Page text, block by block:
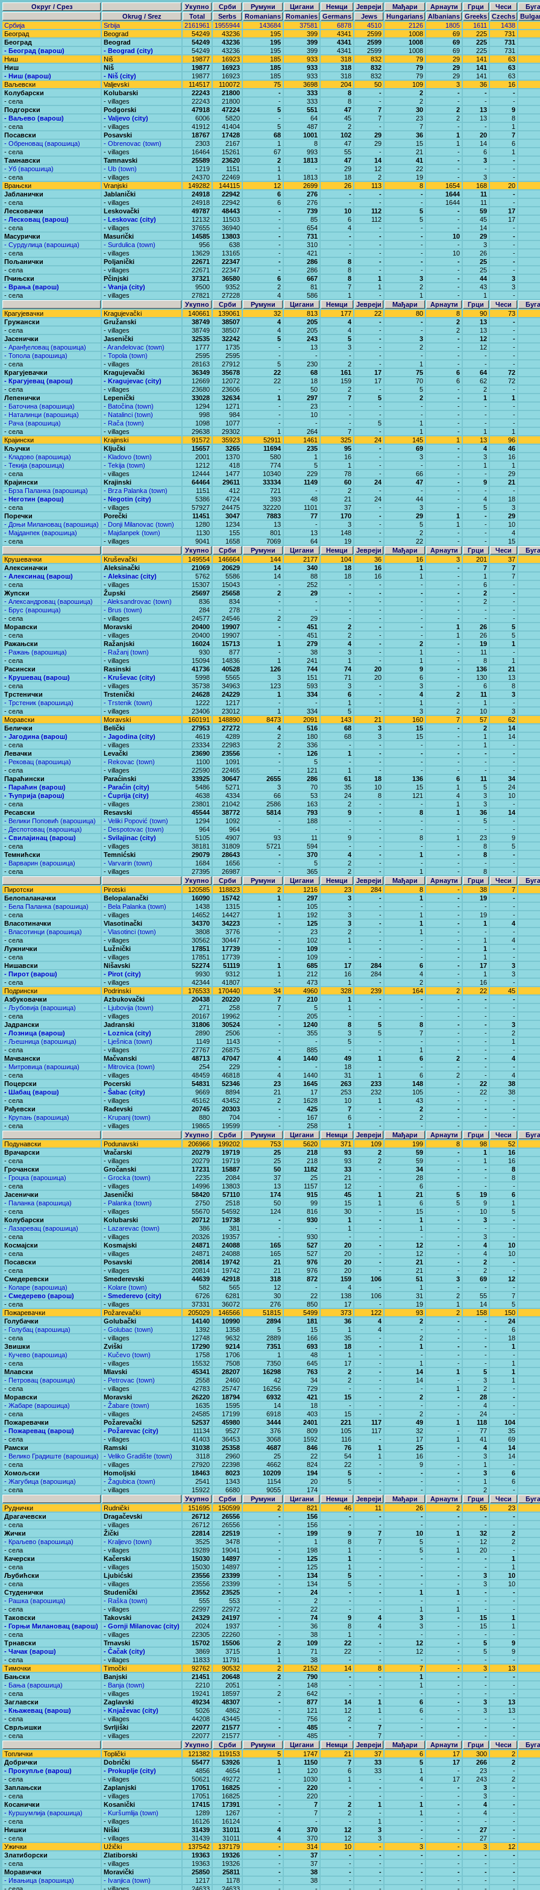
Округ / Срез Укупно Срби Румуни Цигани Немци Јевреји Мађари Арнаути Грци Чеси
Okrug / Srez
Total Serbs Romanians Romanies Germans Jews Hungarians Albanians Greeks Czechs
Србија
Srbija 2161961 1955944 143684 37581 6878 4510 2126 1805 1611 1438
Београд
Beograd 54249 43236 195 399 4341 2599 1008 69 225 731
Београд
Beograd 54249 43236 195 399 4341 2599 1008 69 225 731
- Београд (варош)
- Beograd (city) 54249 43236 195 399 4341 2599 1008 69 225 731
Ниш
Niš 19877 16923 185 933 318 832 79 29 141 63
Ниш
Niš 19877 16923 185 933 318 832 79 29 141 63
- Ниш (варош)
- Niš (city) 19877 16923 185 933 318 832 79 29 141 63
Ваљевски
Valjevski 114517 110072 75 3698 204 50 109 3 36 16
Колубарски
Kolubarski 22243 21800 - 333 8 - 2 - - -
- села
- villages 22243 21800 - 333 8 - 2 - - -
Подгорски
Podgorski 47918 47224 5 551 47 7 30 2 13 9
- Ваљево (варош)
- Valjevo (city) 6006 5820 - 64 45 7 23 2 13 8
- села
- villages 41912 41404 5 487 2 - 7 - - 1
Посавски
Posavski 18767 17428 68 1001 102 29 36 1 20 7
- Обреновац (варошица)
- Obrenovac (town) 2303 2167 1 8 47 29 15 1 14 6
- села
- villages 16464 15261 67 993 55 - 21 - 6 1
Тамнавски
Tamnavski 25589 23620 2 1813 47 14 41 - 3 -
- Уб (варошица)
- Ub (town) 1219 1151 1 - 29 12 22 - - -
- села
- villages 24370 22469 1 1813 18 2 19 - 3 -
Врањски
Vranjski 149282 144115 12 2699 26 113 8 1654 168 20
Јабланички
Jablanički 24918 22942 6 276 - - - 1644 11 -
- села
- villages 24918 22942 6 276 - - - 1644 11 -
Лесковачки
Leskovački 49787 48443 - 739 10 112 5 - 59 17
- Лесковац (варош)
- Leskovac (city) 12132 11503 - 85 6 112 5 - 45 17
- села
- villages 37655 36940 - 654 4 - - - 14 -
Масурички
Masurički 14585 13803 - 731 - - - 10 29 -
- Сурдулица (варошица)
- Surdulica (town) 956 638 - 310 - - - - 3 -
- села
- villages 13629 13165 - 421 - - - 10 26 -
Пољанички
Poljanički 22671 22347 - 286 8 - - - 25 -
- села
- villages 22671 22347 - 286 8 - - - 25 -
Пчињски
Pčinjski 37321 36580 6 667 8 1 3 - 44 3
- Врања (варош)
- Vranja (city) 9500 9352 2 81 7 1 2 - 43 3
- села
- villages 27821 27228 4 586 1 - 1 - 1 -
Укупно
Срби Румуни Цигани Немци Јевреји Мађари Арнаути Грци Чеси
Крагујевачки
Kragujevački 140661 139061 32 813 177 22 80 8 90 73
Гружански
Gružanski 38749 38507 4 205 4 - - 2 13 -
- села
- villages 38749 38507 4 205 4 - - 2 13 -
Јасенички
Jasenički 32535 32242 5 243 5 - 3 - 12 -
- Аранђеловац (варошица)
- Aranđelovac (town) 1777 1735 - 13 3 - 2 - 12 -
- Топола (варошица)
- Topola (town) 2595 2595 - - - - - - - -
- села
- villages 28163 27912 5 230 2 - 1 - - -
Крагујевачки
Kragujevački 36349 35678 22 68 161 17 75 6 64 72
- Крагујевац (варош)
- Kragujevac (city) 12669 12072 22 18 159 17 70 6 62 72
- села
- villages 23680 23606 - 50 2 - 5 - 2 -
Лепенички
Lepenički 33028 32634 1 297 7 5 2 - 1 1
- Баточина (варошица)
- Batočina (town) 1294 1271 - 23 - - - - - -
- Наталинци (варошица)
- Natalinci (town) 998 984 - 10 - - - - - -
- Рача (варошица)
- Rača (town) 1098 1077 - - - 5 1 - - -
- села
- villages 29638 29302 1 264 7 - 1 - 1 1
Крајински
Krajinski 91572 35923 52911 1461 325 24 145 1 13 96
Кључки
Ključki 15657 3265 11694 235 95 - 69 - 4 46
- Кладово (варошица)
- Kladovo (town) 2001 1370 580 1 16 - 3 - 3 16
- Текија (варошица)
- Tekija (town) 1212 418 774 5 1 - - - 1 1
- села
- villages 12444 1477 10340 229 78 - 66 - - 29
Крајински
Krajinski 64464 29611 33334 1149 60 24 47 - 9 21
- Брза Паланка (варошица)
- Brza Palanka (town) 1151 412 721 - 2 - - - - -
- Неготин (варош)
- Negotin (city) 5386 4724 393 48 21 24 44 - 4 18
- села
- villages 57927 24475 32220 1101 37 - 3 - 5 3
Поречки
Porečki 11451 3047 7883 77 170 - 29 1 - 29
- Доњи Милановац (варошица)
- Donji Milanovac (town) 1280 1234 13 - 3 - 5 1 - 10
- Мајданпек (варошица)
- Majdanpek (town) 1130 155 801 13 148 - 2 - - 4
- села
- villages 9041 1658 7069 64 19 - 22 - - 15
Укупно
Срби Румуни Цигани Немци Јевреји Мађари Арнаути Грци Чеси
Крушевачки
Kruševački 149554 146664 144 2177 104 36 16 3 201 37
Алексиначки
Aleksinački 21069 20629 14 340 18 16 1 - 7 7
- Алексинац (варош)
- Aleksinac (city) 5762 5586 14 88 18 16 1 - 1 7
- села
- villages 15307 15043 - 252 - - - - 6 -
Жупски
Župski 25697 25658 2 29 - - - - 2 -
- Александровац (варошица)
- Aleksandrovac (town) 836 834 - - - - - - 2 -
- Брус (варошица)
- Brus (town) 284 278 - - - - - - - -
- села
- villages 24577 24546 2 29 - - - - - -
Моравски
Moravski 20400 19907 - 451 2 - - 1 26 5
- села
- villages 20400 19907 - 451 2 - - 1 26 5
Ражањски
Ražanjski 16024 15713 1 279 4 - 2 - 19 1
- Ражањ (варошица)
- Ražanj (town) 930 877 - 38 3 - 1 - 11 -
- села
- villages 15094 14836 1 241 1 - 1 - 8 1
Расински
Rasinski 41736 40528 126 744 74 20 9 - 136 21
- Крушевац (варош)
- Kruševac (city) 5998 5565 3 151 71 20 6 - 130 13
- села
- villages 35738 34963 123 593 3 - 3 - 6 8
Трстенички
Trstenički 24628 24229 1 334 6 - 4 2 11 3
- Трстеник (варошица)
- Trstenik (town) 1222 1217 - - 1 - 1 - 1 -
- села
- villages 23406 23012 1 334 5 - 3 2 10 3
Моравски
Moravski 160191 148890 8473 2091 143 21 160 7 57 62
Белички
Belički 27953 27272 4 516 68 3 15 - 2 14
- Јагодина (варош)
- Jagodina (city) 4619 4289 2 180 68 3 15 - 1 14
- села
- villages 23334 22983 2 336 - - - - 1 -
Левачки
Levački 23690 23556 - 126 1 - - - - -
- Рековац (варошица)
- Rekovac (town) 1100 1091 - 5 - - - - - -
- села
- villages 22590 22465 - 121 1 - - - - -
Параћински
Paraćinski 33925 30647 2655 286 61 18 136 6 11 34
- Параћин (варош)
- Paraćin (city) 5486 5271 3 70 35 10 15 1 5 24
- Ћуприја (варош)
- Ćuprija (city) 4638 4334 66 53 24 8 121 4 3 10
- села
- villages 23801 21042 2586 163 2 - - 1 3 -
Ресавски
Resavski 45544 38772 5814 793 9 - 8 1 36 14
- Велики Поповић (варошица)
- Veliki Popović (town) 1294 1092 - 188 - - - - 5 -
- Деспотовац (варошица)
- Despotovac (town) 964 964 - - - - - - - -
- Свилајинац (варош)
- Svilajinac (city) 5105 4907 93 11 9 - 8 1 23 9
- села
- villages 38181 31809 5721 594 - - - - 8 5
Темнићски
Temnićski 29079 28643 - 370 4 - 1 - 8 -
- Варварин (варошица)
- Varvarin (town) 1684 1656 - 5 2 - - - - -
- села
- villages 27395 26987 - 365 2 - 1 - 8 -
Укупно
Срби Румуни Цигани Немци Јевреји Мађари Арнаути Грци Чеси
Пиротски
Pirotski 120585 118823 2 1216 23 284 8 - 38 7
Белопаланачки
Belopalanački 16090 15742 1 297 3 - 1 - 19 -
- Бела Паланка (варошица)
- Bela Palanka (town) 1438 1315 - 105 - - - - - -
- села
- villages 14652 14427 1 192 3 - 1 - 19 -
Власотиначки
Vlasotinački 34370 34223 - 125 3 - 1 - 1 4
- Власотинци (варошица)
- Vlasotinci (town) 3808 3776 - 23 2 - 1 - - -
- села
- villages 30562 30447 - 102 1 - - - 1 4
Лужнички
Lužnički 17851 17739 - 109 - - - - 1 -
- села
- villages 17851 17739 - 109 - - - - 1 -
Нишавски
Nišavski 52274 51119 1 685 17 284 6 - 17 3
- Пирот (варош)
- Pirot (city) 9930 9312 1 212 16 284 4 - 1 3
- села
- villages 42344 41807 - 473 1 - 2 - 16 -
Подрински
Podrinski 176533 170440 34 4960 328 239 164 2 22 45
Азбуковачки
Azbukovački 20438 20220 7 210 1 - - - - -
- Љубовија (варошица)
- Ljubovija (town) 271 258 7 5 1 - - - - -
- села
- villages 20167 19962 - 205 - - - - - -
Јадрански
Jadranski 31806 30524 - 1240 8 5 8 - - 3
- Лозница (варош)
- Loznica (city) 2890 2506 - 355 3 5 7 - - 2
- Љешница (варошица)
- Lješnica (town) 1149 1143 - - 5 - - - - 1
- села
- villages 27767 26875 - 885 - - 1 - - -
Мачвански
Mačvanski 48713 47047 4 1440 49 1 6 2 - 4
- Митровица (варошица)
- Mitrovica (town) 254 229 - - 18 - - - - -
- села
- villages 48459 46818 4 1440 31 1 6 2 - 4
Поцерски
Pocerski 54831 52346 23 1645 263 233 148 - 22 38
- Шабац (варош)
- Šabac (city) 9669 8894 21 17 253 232 105 - 22 38
- села
- villages 45162 43452 2 1628 10 1 43 - - -
Рађевски
Rađevski 20745 20303 - 425 7 - 2 - - -
- Крупањ (варошица)
- Krupanj (town) 880 704 - 167 6 - 2 - - -
- села
- villages 19865 19599 - 258 1 - - - - -
Укупно
Срби Румуни Цигани Немци Јевреји Мађари Арнаути Грци Чеси
Подунавски
Podunavski 206966 199202 753 5620 371 109 199 8 98 52
Врачарски
Vračarski 20279 19719 25 218 93 2 59 - 1 16
- села
- villages 20279 19719 25 218 93 2 59 - 1 16
Грочански
Gročanski 17231 15887 50 1182 33 - 34 - - 8
- Гроцка (варошица)
- Grocka (town) 2235 2084 37 25 21 - 28 - - 8
- села
- villages 14996 13803 13 1157 12 - 6 - - -
Јасенички
Jasenički 58420 57110 174 915 45 1 21 5 19 6
- Паланка (варошица)
- Palanka (town) 2750 2518 50 99 15 1 6 5 9 1
- села
- villages 55670 54592 124 816 30 - 15 - 10 5
Колубарски
Kolubarski 20712 19738 - 930 1 - 1 - 3 -
- Лазаревац (варошица)
- Lazarevac (town) 386 381 - - 1 - 1 - - -
- села
- villages 20326 19357 - 930 - - - - 3 -
Космајски
Kosmajski 24871 24088 165 527 20 - 12 - 4 10
- села
- villages 24871 24088 165 527 20 - 12 - 4 10
Посавски
Posavski 20814 19742 21 976 20 - 21 - 2 -
- села
- villages 20814 19742 21 976 20 - 21 - 2 -
Смедеревски
Smederevski 44639 42918 318 872 159 106 51 3 69 12
- Коларе (варошица)
- Kolare (town) 582 565 12 - 4 - 1 - - -
- Смедерево (варош)
- Smederevo (city) 6726 6281 30 22 138 106 31 2 55 7
- села
- villages 37331 36072 276 850 17 - 19 1 14 5
Пожаревачки
Požarevački 205029 146566 51815 5499 373 122 93 2 158 150
Голубачки
Golubački 14140 10990 2894 181 36 4 2 - - 24
- Голубац (варошица)
- Golubac (town) 1392 1358 5 15 1 4 - - - 6
- села
- villages 12748 9632 2889 166 35 - 2 - - 18
Звишки
Zviški 17290 9214 7351 693 18 - 1 - - 1
- Кучево (варошица)
- Kučevo (town) 1758 1706 1 48 1 - - - - -
- села
- villages 15532 7508 7350 645 17 - 1 - - 1
Млавски
Mlavski 45341 28207 16298 763 2 - 14 1 5 1
- Петровац (варошица)
- Petrovac (town) 2558 2460 42 34 2 - 14 - 3 1
- села
- villages 42783 25747 16256 729 - - - 1 2 -
Моравски
Moravski 26220 18794 6932 421 15 - 2 - 28 -
- Жабаре (варошица)
- Žabare (town) 1635 1595 14 18 - - - - 4 -
- села
- villages 24585 17199 6918 403 15 - 2 - 24 -
Пожаревачки
Požarevački 52537 45980 3444 2401 221 117 49 1 118 104
- Пожаревац (варош)
- Požarevac (city) 11134 9527 376 809 105 117 32 - 77 35
- села
- villages 41403 36453 3068 1592 116 - 17 1 41 69
Рамски
Ramski 31038 25358 4687 846 76 1 25 - 4 14
- Велико Градиште (варошица)
- Veliko Gradište (town) 3118 2960 25 22 54 1 16 - 3 14
- села
- villages 27920 22398 4662 824 22 - 9 - 1 -
Хомољски
Homoljski 18463 8023 10209 194 5 - - - 3 6
- Жагубица (варошица)
- Žagubica (town) 2541 1343 1154 20 5 - - - 1 6
- села
- villages 15922 6680 9055 174 - - - - 2 -
Укупно
Срби Румуни Цигани Немци Јевреји Мађари Арнаути Грци Чеси
Руднички
Rudnički 151695 150599 2 821 46 11 26 2 55 23
Драгачевски
Dragačevski 26712 26556 - 156 - - - - - -
- села
- villages 26712 26556 - 156 - - - - - -
Жички
Žički 22814 22519 - 199 9 7 10 1 32 2
- Краљево (варошица)
- Kraljevo (town) 3525 3478 - 1 8 7 5 - 12 2
- села
- villages 19289 19041 - 198 1 - 5 1 20 -
Качерски
Kačerski 15030 14897 - 125 1 - - - - 1
- села
- villages 15030 14897 - 125 1 - - - - 1
Љубићски
Ljubićski 23556 23399 - 134 5 - - - 3 10
- села
- villages 23556 23399 - 134 5 - - - 3 10
Студенички
Studenički 23552 23525 - 24 - - 1 1 - -
- Рашка (варошица)
- Raška (town) 555 553 - 2 - - - - - -
- села
- villages 22997 22972 - 22 - - 1 1 - -
Таковски
Takovski 24329 24197 - 74 9 4 3 - 15 1
- Горњи Милановац (варош)
- Gornji Milanovac (city) 2024 1937 - 36 8 4 3 - 15 1
- села
- villages 22305 22260 - 38 1 - - - - -
Трнавски
Trnavski 15702 15506 2 109 22 - 12 - 5 9
- Чачак (варош)
- Čačak (city) 3869 3715 1 71 22 - 12 - 5 9
- села
- villages 11833 11791 1 38 - - - - - -
Тимочки
Timočki 92762 90532 2 2152 14 8 7 - 3 13
Бањски
Banjski 21451 20648 2 790 - - 1 - - -
- Бања (варошица)
- Banja (town) 2210 2051 - 148 - - 1 - - -
- села
- villages 19241 18597 2 642 - - - - - -
Заглавски
Zaglavski 49234 48307 - 877 14 1 6 - 3 13
- Књажевац (варош)
- Knjaževac (city) 5026 4862 - 121 12 1 6 - 3 13
- села
- villages 44208 43445 - 756 2 - - - - -
Сврљишки
Svrljiški 22077 21577 - 485 - 7 - - - -
- села
- villages 22077 21577 - 485 - 7 - - - -
Укупно
Срби Румуни Цигани Немци Јевреји Мађари Арнаути Грци Чеси
Топлички
Toplički 121382 119153 5 1747 21 37 6 17 300 2
Добрички
Dobrički 55477 53926 1 1150 7 33 5 17 266 2
- Прокупље (варош)
- Prokuplje (city) 4856 4654 1 120 6 33 1 - 23 -
- села
- villages 50621 49272 - 1030 1 - 4 17 243 2
Заплањски
Zaplanjski 17051 16825 - 220 - - - - 3 -
- села
- villages 17051 16825 - 220 - - - - 3 -
Косанички
Kosanički 17415 17391 - 7 2 1 1 - 4 -
- Куршумлија (варошица)
- Kuršumlija (town) 1289 1267 - 7 2 - 1 - 4 -
- села
- villages 16126 16124 - - - 1 - - - -
Нишки
Niški 31439 31011 4 370 12 3 - - 27 -
- села
- villages 31439 31011 4 370 12 3 - - 27 -
Ужички
Užički 137542 137179 - 314 10 - 3 - 3 12
Златиборски
Zlatiborski 19363 19326 - 37 - - - - - -
- села
- villages 19363 19326 - 37 - - - - - -
Моравички
Moravički 25850 25811 - 38 - - - - - -
- Ивањица (варошица)
- Ivanjica (town) 1217 1178 - 38 - - - - - -